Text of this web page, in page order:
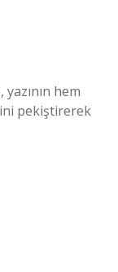
hem
pekiştirerek